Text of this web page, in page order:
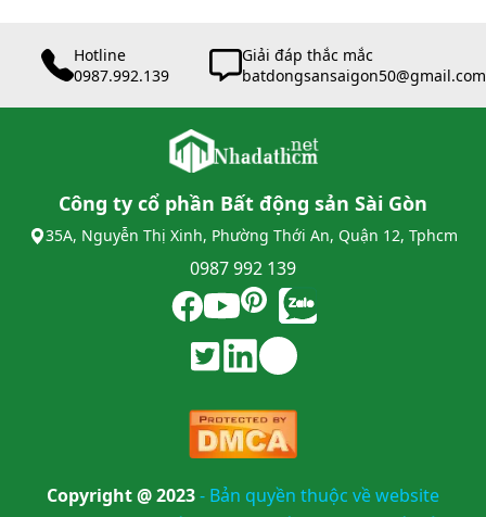
Hotline
0987.992.139
Giải đáp thắc mắc
batdongsansaigon50@gmail.com
Công ty cổ phần Bất động sản Sài Gòn
35A, Nguyễn Thị Xinh, Phường Thới An, Quận 12, Tphcm
0987 992 139
Copyright @ 2023- Bản quyền thuộc về website